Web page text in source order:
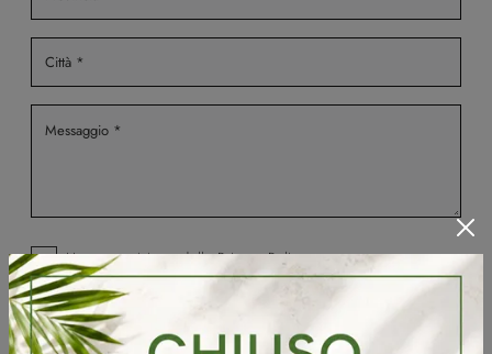
Ho preso visione dellaPrivacy Policy
Invia